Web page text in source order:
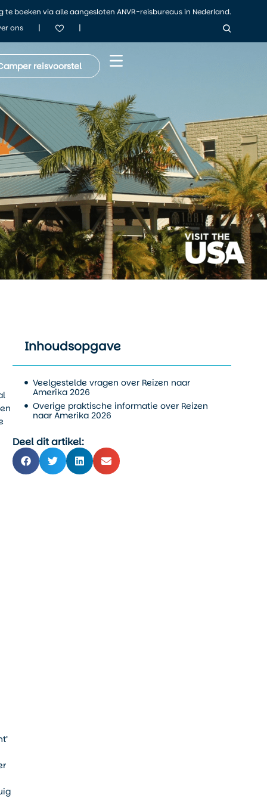
te boeken via alle aangesloten ANVR-reisbureaus in Nederland.
ons
| |
reisvoorstel
Inhoudsopgave
Veelgestelde vragen over Reizen naar
Amerika 2026
Overige praktische informatie over Reizen
naar Amerika 2026
Deel dit artikel: